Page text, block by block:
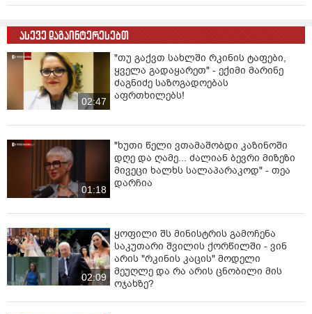
ასევე დაგაინტერესებთ
02:47
"თუ გაქვთ სახლში რკინის ტაფები,
ყველა გადაყარეთ" - ექიმი მარინე
ძაგნიძე საზოგადოებას
აფრთხილებს!
01:18
"ხუთი წელი ვთამაშობდი კაზინოში
დღე და ღამე... ძალიან ბევრი მიზეზი
მივეცი ხალხს სალაპარაკოდ" - თეა
დარჩია
02:09
ყოფილი შს მინისტრის გამოჩენა
საკუთარი შვილის ქორწილში - ვინ
არის "რკინის კაცის" მოდელი
მეუღლე და რა არის ცნობილი მის
ოჯახზე?